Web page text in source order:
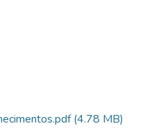
(4.78 MB)